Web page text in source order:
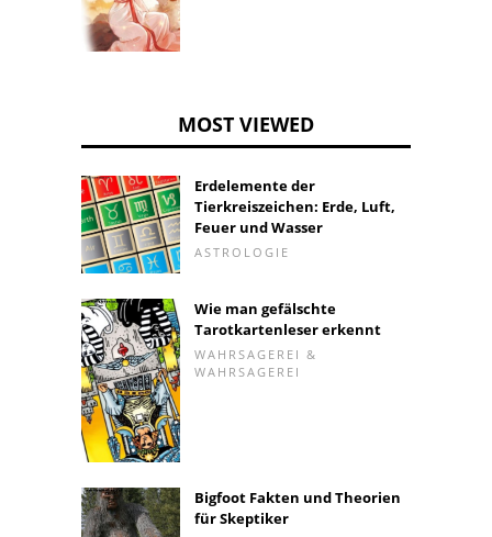
MOST VIEWED
Erdelemente der
Tierkreiszeichen: Erde, Luft,
Feuer und Wasser
ASTROLOGIE
Wie man gefälschte
Tarotkartenleser erkennt
WAHRSAGEREI &
WAHRSAGEREI
Bigfoot Fakten und Theorien
für Skeptiker